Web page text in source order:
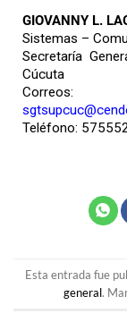
GIOVANNY L.
Sistemas –
Secretaría
Cúcuta
Teléfono:
Esta entrada fue
general.